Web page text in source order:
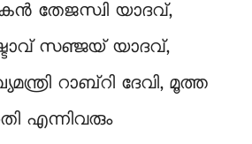
തേജസ്വി യാദവ്,
സഞ്ജയ് യാദവ്,
റാബ്റി ദേവി, മൂത്ത
എന്നിവരും